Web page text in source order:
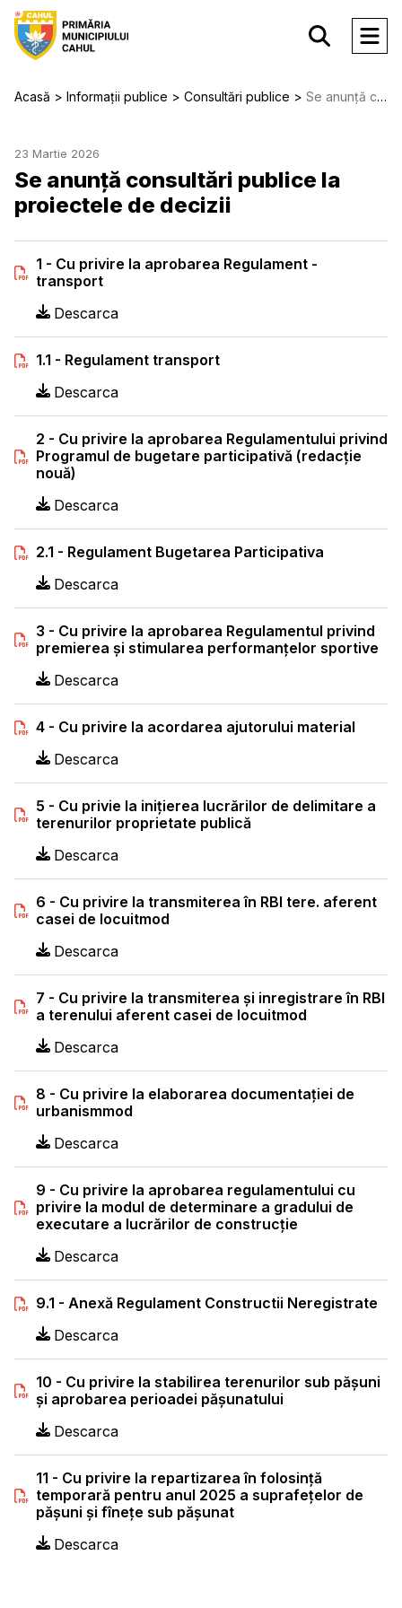
Acasă Informații publice Consultări publice Se anunță consultări publice la proiectele de decizii
23 Martie 2026
Se anunță consultări publice la
proiectele de decizii
1 - Cu privire la aprobarea Regulament -
transport
Descarca
1.1 - Regulament transport
Descarca
2 - Cu privire la aprobarea Regulamentului privind
Programul de bugetare participativă (redacție
nouă)
Descarca
2.1 - Regulament Bugetarea Participativa
Descarca
3 - Cu privire la aprobarea Regulamentul privind
premierea şi stimularea performanţelor sportive
Descarca
4 - Cu privire la acordarea ajutorului material
Descarca
5 - Cu privie la iniţierea lucrărilor de delimitare a
terenurilor proprietate publică
Descarca
6 - Cu privire la transmiterea în RBI tere. aferent
casei de locuitmod
Descarca
7 - Cu privire la transmiterea și inregistrare în RBI
a terenului aferent casei de locuitmod
Descarca
8 - Cu privire la elaborarea documentației de
urbanismmod
Descarca
9 - Cu privire la aprobarea regulamentului cu
privire la modul de determinare a gradului de
executare a lucrărilor de construcție
Descarca
9.1 - Anexă Regulament Constructii Neregistrate
Descarca
10 - Cu privire la stabilirea terenurilor sub pășuni
şi aprobarea perioadei păşunatului
Descarca
11 - Cu privire la repartizarea în folosinţă
temporară pentru anul 2025 a suprafeţelor de
păşuni şi fîneţe sub păşunat
Descarca